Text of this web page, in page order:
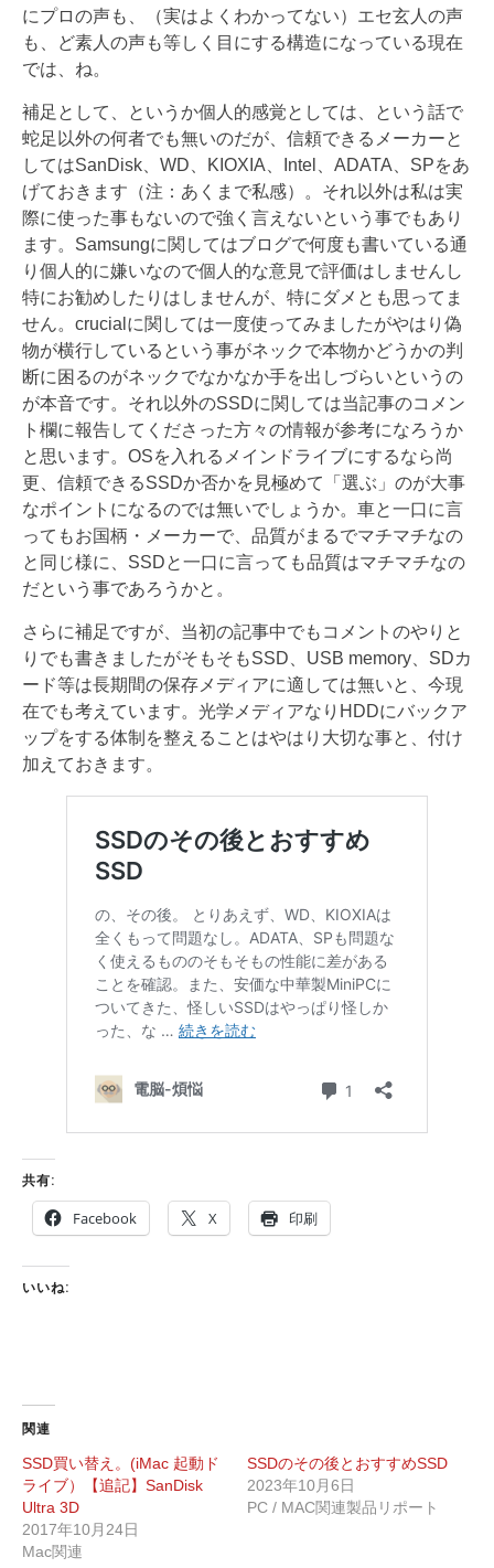
にプロの声も、（実はよくわかってない）エセ玄人の声
も、ど素人の声も等しく目にする構造になっている現在
では、ね。
補足として、というか個人的感覚としては、という話で
蛇足以外の何者でも無いのだが、信頼できるメーカーと
してはSanDisk、WD、KIOXIA、Intel、ADATA、SPをあ
げておきます（注：あくまで私感）。それ以外は私は実
際に使った事もないので強く言えないという事でもあり
ます。Samsungに関してはブログで何度も書いている通
り個人的に嫌いなので個人的な意見で評価はしませんし
特にお勧めしたりはしませんが、特にダメとも思ってま
せん。crucialに関しては一度使ってみましたがやはり偽
物が横行しているという事がネックで本物かどうかの判
断に困るのがネックでなかなか手を出しづらいというの
が本音です。それ以外のSSDに関しては当記事のコメン
ト欄に報告してくださった方々の情報が参考になろうか
と思います。OSを入れるメインドライブにするなら尚
更、信頼できるSSDか否かを見極めて「選ぶ」のが大事
なポイントになるのでは無いでしょうか。車と一口に言
ってもお国柄・メーカーで、品質がまるでマチマチなの
と同じ様に、SSDと一口に言っても品質はマチマチなの
だという事であろうかと。
さらに補足ですが、当初の記事中でもコメントのやりと
りでも書きましたがそもそもSSD、USB memory、SDカ
ード等は長期間の保存メディアに適しては無いと、今現
在でも考えています。光学メディアなりHDDにバックア
ップをする体制を整えることはやはり大切な事と、付け
加えておきます。
共有:
Facebook X 印刷
いいね:
関連
SSD買い替え。(iMac 起動ド
ライブ）【追記】SanDisk
Ultra 3D
2017年10月24日
Mac関連
SSDのその後とおすすめSSD
2023年10月6日
PC / MAC関連製品リポート